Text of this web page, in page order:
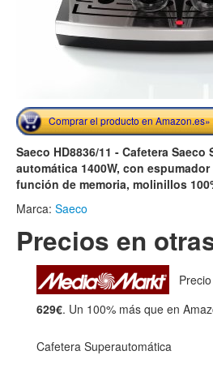
Comprar el producto en Amazon.es»
Saeco HD8836/11 - Cafetera
automática 1400W, con
función de memoria, molinillos
Marca: Saeco
Precios en
629€. Un 100% más que en
Cafetera Superautomática